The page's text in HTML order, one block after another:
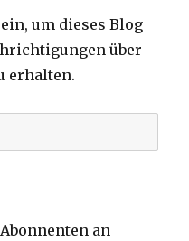
um dieses Blog
über
erhalten.
an